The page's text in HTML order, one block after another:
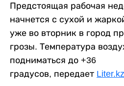
Предстоящая рабочая
начнется с сухой и
уже во вторник в город
грозы. Температура
подниматься до +36
градусов, передает Liter.kz